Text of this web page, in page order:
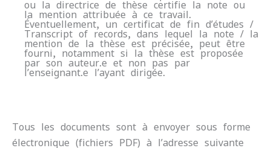
ou la directrice de thèse certifie la note ou
la mention attribuée à ce travail.
Éventuellement, un certificat de fin d’études /
Transcript of records, dans lequel la note / la
mention de la thèse est précisée, peut être
fourni, notamment si la thèse est proposée
par son auteur.e et non pas par
l’enseignant.e l’ayant dirigée.
Tous les documents sont à envoyer sous forme
électronique (fichiers PDF) à l’adresse suivante